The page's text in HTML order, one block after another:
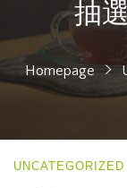
抽
Homepage
UNCATEGORIZED